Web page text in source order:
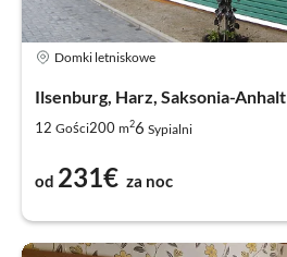
Domki letniskowe
Ilsenburg, Harz, Saksonia-Anhalt
12 Gości200 m26 Sypialni
od 231€ za noc